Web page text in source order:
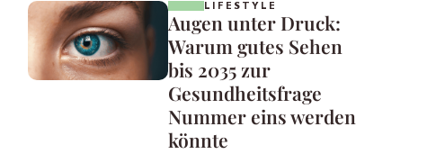
LIFESTYLE
Augen unter Druck:
Warum gutes Sehen
bis 2035 zur
Gesundheitsfrage
Nummer eins werden
könnte